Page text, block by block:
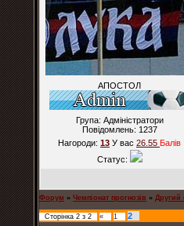
АПОСТОЛ
Група: Адміністратори
Повідомлень: 1237
Нагороди: 13 У вас 26.55 Балiв
Статус:
Форум » Чемпіонат прогнозів » Другий
Сторінка 2 з 2 « 1 2